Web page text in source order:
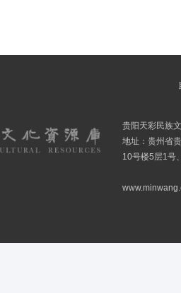
贵阳天彩民族
地址：贵州省
10号楼5层1号